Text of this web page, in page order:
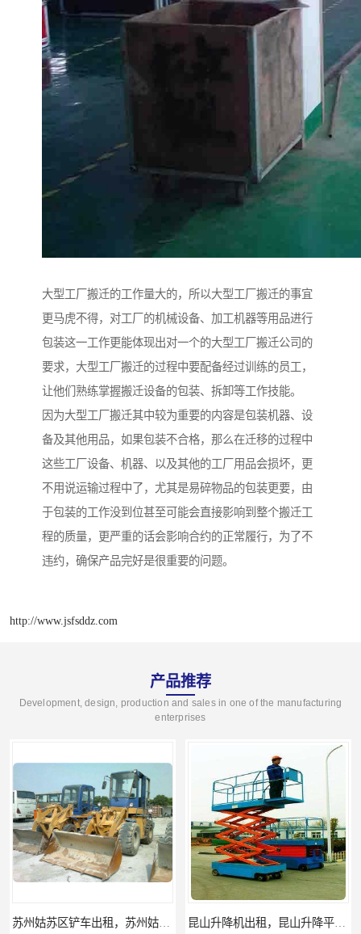
大型工厂搬迁的工作量大的，所以大型工厂搬迁的事宜
更马虎不得，对工厂的机械设备、加工机器等用品进行
包装这一工作更能体现出对一个的大型工厂搬迁公司的
要求，大型工厂搬迁的过程中要配备经过训练的员工，
让他们熟练掌握搬迁设备的包装、拆卸等工作技能。
因为大型工厂搬迁其中较为重要的内容是包装机器、设
备及其他用品，如果包装不合格，那么在迁移的过程中
这些工厂设备、机器、以及其他的工厂用品会损坏，更
不用说运输过程中了，尤其是易碎物品的包装更要，由
于包装的工作没到位甚至可能会直接影响到整个搬迁工
程的质量，更严重的话会影响合约的正常履行，为了不
违约，确保产品完好是很重要的问题。
http://www.jsfsddz.com
产品推荐
Development, design, production and sales in one of the manufacturing
enterprises
苏州姑苏区铲车出租，苏州姑苏区装载机出租 昆山升降机出租，昆山升降平台出租